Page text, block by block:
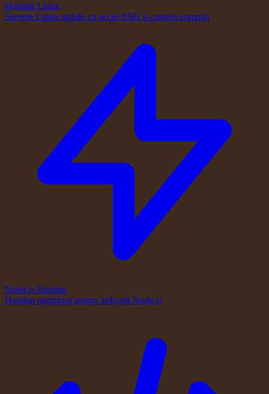
Hosting Linux
Servere Linux stabile cu acces SSH și control complet
Node.js Hosting
Hosting optimizat pentru aplicații Node.js